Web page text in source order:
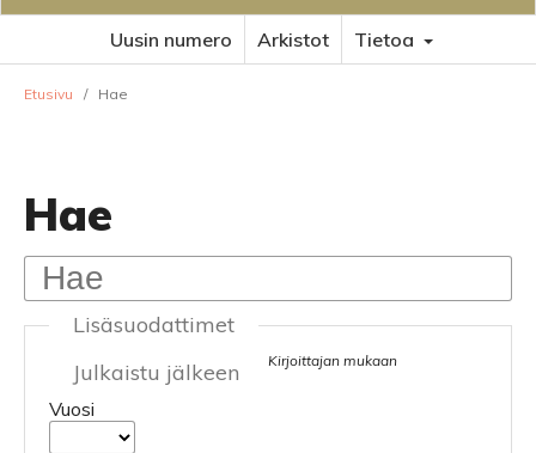
Uusin numero Arkistot Tietoa
Etusivu / Hae
Hae
Lisäsuodattimet
Julkaistu jälkeen
Vuosi
Kirjoittajan mukaan